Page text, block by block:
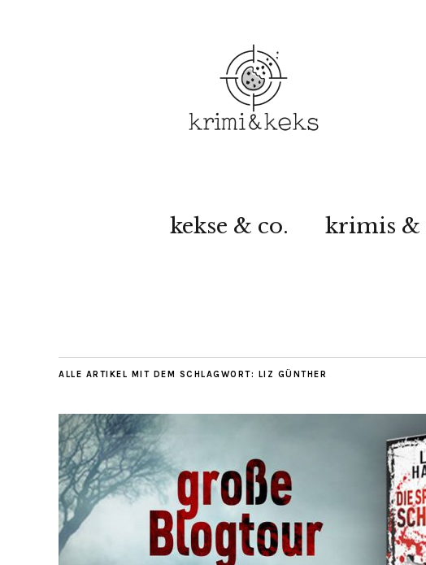
kekse & co. krimis &
ALLE ARTIKEL MIT DEM SCHLAGWORT: LIZ GÜNTHER